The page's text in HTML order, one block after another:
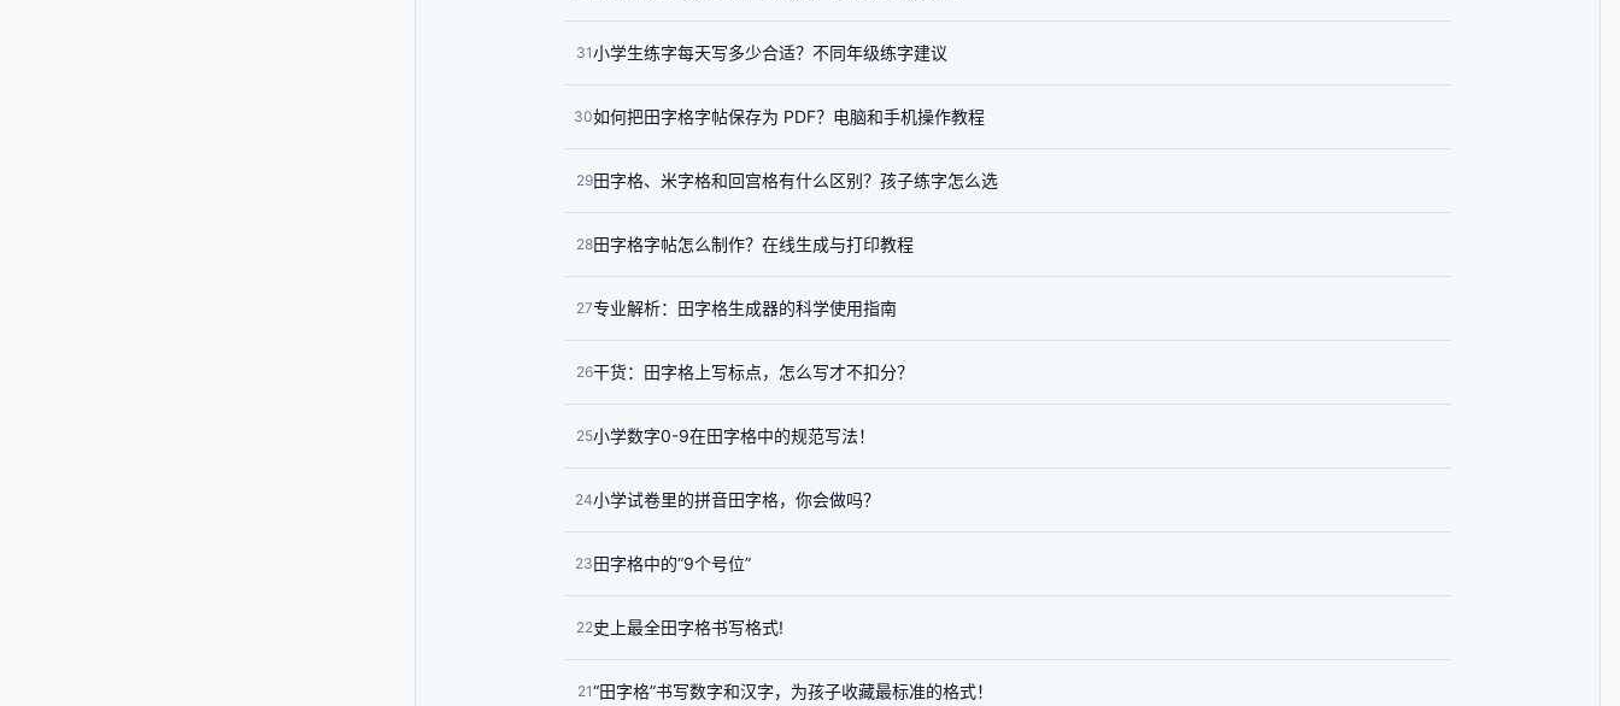
31小学生练字每天写多少合适？不同年级练字建议
30如何把田字格字帖保存为 PDF？电脑和手机操作教程
29田字格、米字格和回宫格有什么区别？孩子练字怎么选
28田字格字帖怎么制作？在线生成与打印教程
27专业解析：田字格生成器的科学使用指南
26干货：田字格上写标点，怎么写才不扣分？
25小学数字0-9在田字格中的规范写法！
24小学试卷里的拼音田字格，你会做吗？
23田字格中的“9个号位”
22史上最全田字格书写格式!
21“田字格”书写数字和汉字，为孩子收藏最标准的格式！